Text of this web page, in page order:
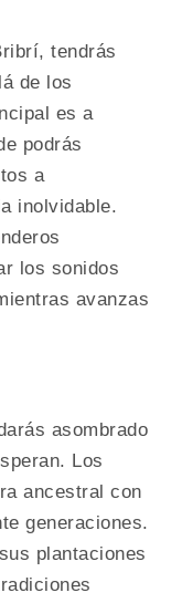
tendrás
de los
es a
podrás
a
inolvidable.
los sonidos
avanzas
asombrado
Los
ancestral con
generaciones.
plantaciones